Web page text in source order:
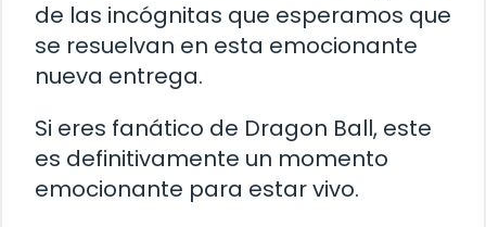
de las incógnitas que esperamos que
se resuelvan en esta emocionante
nueva entrega.
Si eres fanático de Dragon Ball, este
es definitivamente un momento
emocionante para estar vivo.